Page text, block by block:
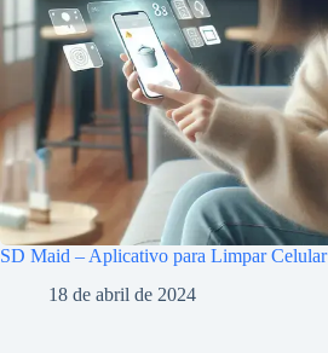
SD Maid – Aplicativo para Limpar Celular
18 de abril de 2024